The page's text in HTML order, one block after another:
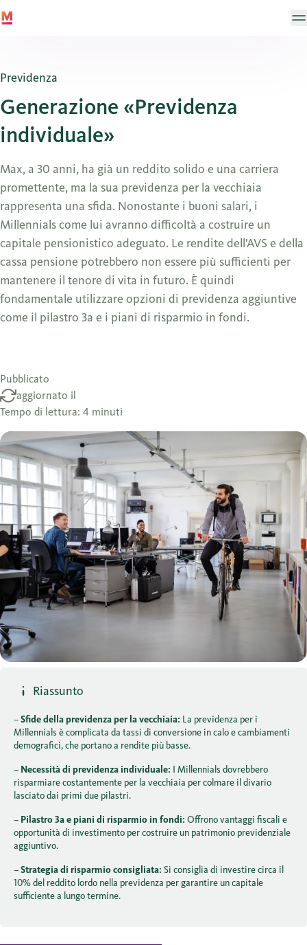
Previdenza
Generazione «Previdenza
individuale»
Max, a 30 anni, ha già un reddito solido e una carriera
promettente, ma la sua previdenza per la vecchiaia
rappresenta una sfida. Nonostante i buoni salari, i
Millennials come lui avranno difficoltà a costruire un
capitale pensionistico adeguato. Le rendite dell'AVS e della
cassa pensione potrebbero non essere più sufficienti per
mantenere il tenore di vita in futuro. È quindi
fondamentale utilizzare opzioni di previdenza aggiuntive
come il pilastro 3a e i piani di risparmio in fondi.
Pubblicato
aggiornato il
Tempo di lettura: 4 minuti
Riassunto
–Sfide della previdenza per la vecchiaia: La previdenza per i
Millennials è complicata da tassi di conversione in calo e cambiamenti
demografici, che portano a rendite più basse.
– Necessità di previdenza individuale: I Millennials dovrebbero
risparmiare costantemente per la vecchiaia per colmare il divario
lasciato dai primi due pilastri.
– Pilastro 3a e piani di risparmio in fondi: Offrono vantaggi fiscali e
opportunità di investimento per costruire un patrimonio previdenziale
aggiuntivo.
–Strategia di risparmio consigliata: Si consiglia di investire circa il
10% del reddito lordo nella previdenza per garantire un capitale
sufficiente a lungo termine.